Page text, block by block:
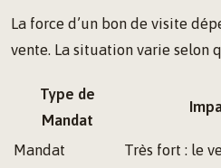
La force d’un bon de visite
vente. La situation varie selon
Type de
Mandat
Mandat
Très fort : le